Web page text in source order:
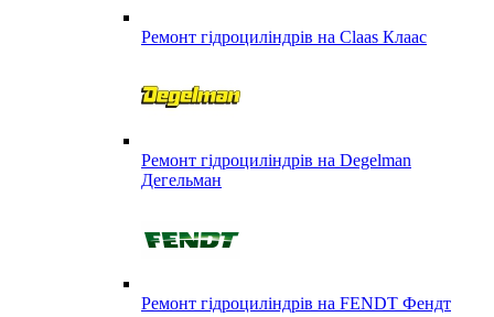
Ремонт гідроциліндрів на Claas Клаас
Ремонт гідроциліндрів на Degelman
Дегельман
Ремонт гідроциліндрів на FENDT Фендт